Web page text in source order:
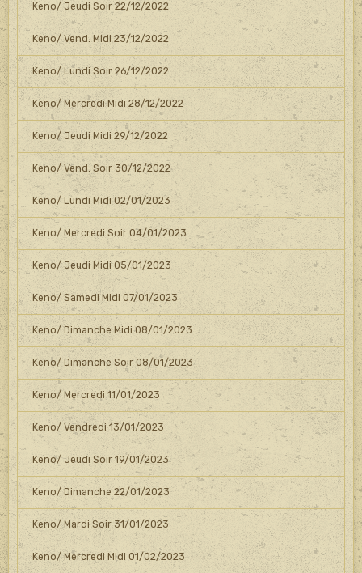
Keno/ Jeudi Soir 22/12/2022
Keno/ Vend. Midi 23/12/2022
Keno/ Lundi Soir 26/12/2022
Keno/ Mercredi Midi 28/12/2022
Keno/ Jeudi Midi 29/12/2022
Keno/ Vend. Soir 30/12/2022
Keno/ Lundi Midi 02/01/2023
Keno/ Mercredi Soir 04/01/2023
Keno/ Jeudi Midi 05/01/2023
Keno/ Samedi Midi 07/01/2023
Keno/ Dimanche Midi 08/01/2023
Keno/ Dimanche Soir 08/01/2023
Keno/ Mercredi 11/01/2023
Keno/ Vendredi 13/01/2023
Keno/ Jeudi Soir 19/01/2023
Keno/ Dimanche 22/01/2023
Keno/ Mardi Soir 31/01/2023
Keno/ Mercredi Midi 01/02/2023